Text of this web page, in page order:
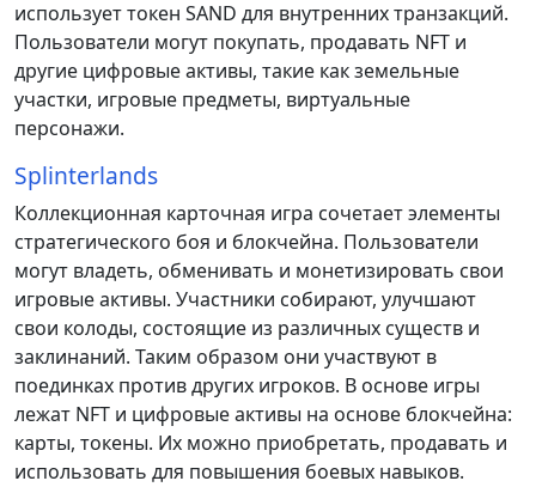
использует токен SAND для внутренних транзакций.
Пользователи могут покупать, продавать NFT и
другие цифровые активы, такие как земельные
участки, игровые предметы, виртуальные
персонажи.
Splinterlands
Коллекционная карточная игра сочетает элементы
стратегического боя и блокчейна. Пользователи
могут владеть, обменивать и монетизировать свои
игровые активы. Участники собирают, улучшают
свои колоды, состоящие из различных существ и
заклинаний. Таким образом они участвуют в
поединках против других игроков. В основе игры
лежат NFT и цифровые активы на основе блокчейна:
карты, токены. Их можно приобретать, продавать и
использовать для повышения боевых навыков.